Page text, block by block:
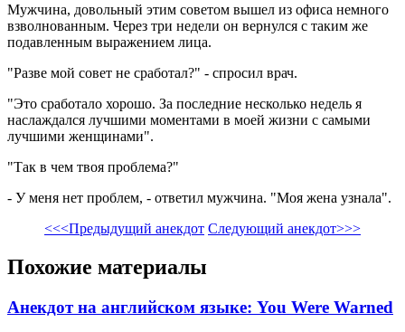
Мужчина, довольный этим советом вышел из офиса немного
взволнованным. Через три недели он вернулся с таким же
подавленным выражением лица.
"Разве мой совет не сработал?" - спросил врач.
"Это сработало хорошо. За последние несколько недель я
наслаждался лучшими моментами в моей жизни с самыми
лучшими женщинами".
"Так в чем твоя проблема?"
- У меня нет проблем, - ответил мужчина. "Моя жена узнала".
<<<Предыдущий анекдот Следующий анекдот>>>
Похожие материалы
Анекдот на английском языке: You Were Warned